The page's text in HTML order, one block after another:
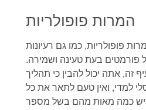
פופולריות, כמו גם רעיונות
פורמטים בעת טעינה ושמירה.
זה, אתה יכול להבין כי תהליך
למדי, ואין טעם לתאר את כל
יש כמה מאות מהם בשל מספר